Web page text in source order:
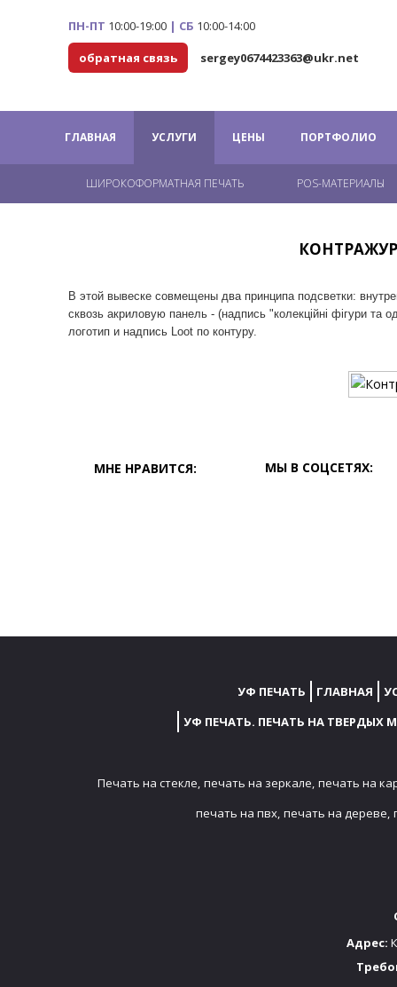
ПН-ПТ 10:00-19:00 | СБ 10:00-14:00
обратная связь
sergey0674423363@ukr.net
ГЛАВНАЯ УСЛУГИ ЦЕНЫ ПОРТФОЛИО
ШИРОКОФОРМАТНАЯ ПЕЧАТЬ POS-МАТЕРИАЛЫ
В этой вывеске совмещены два принципа подсветки:
сквозь акриловую панель - (надпись "колекційні фігури
логотип и надпись Loot по контуру.
МНЕ НРАВИТСЯ: МЫ В СОЦСЕТЯХ:
УФ ПЕЧАТЬ ГЛАВНАЯ
УФ ПЕЧАТЬ. ПЕЧАТЬ НА ТВЕРДЫХ
Печать на стекле, печать на зеркале, печать на
печать на пвх, печать на дереве,
Адрес: